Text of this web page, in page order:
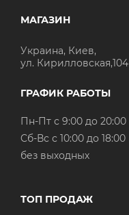
МАГАЗИН
Украина, Киев,
ул. Кирилловская,104
ГРАФИК РАБОТЫ
Пн-Пт с 9:00 до 20:00
Cб-Вс с 10:00 до 18:00
без выходных
ТОП ПРОДАЖ